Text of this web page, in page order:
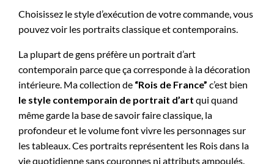
Choisissez le style d’exécution de votre commande, vous
pouvez voir les portraits classique et contemporains.
La plupart de gens préfère un portrait d’art
contemporain parce que ça corresponde à la décoration
intérieure. Ma collection de “Rois de France” c’est bien
le style contemporain de portrait d’art qui quand
même garde la base de savoir faire classique, la
profondeur et le volume font vivre les personnages sur
les tableaux. Ces portraits représentent les Rois dans la
vie quotidienne sans couronnes ni attributs ampoulés.